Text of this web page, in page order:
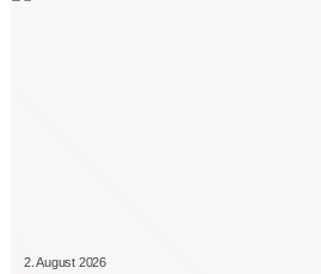
2. August 2026